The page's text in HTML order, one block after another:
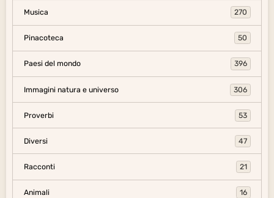
Musica 270
Pinacoteca 50
Paesi del mondo 396
Immagini natura e universo 306
Proverbi 53
Diversi 47
Racconti 21
Animali 16